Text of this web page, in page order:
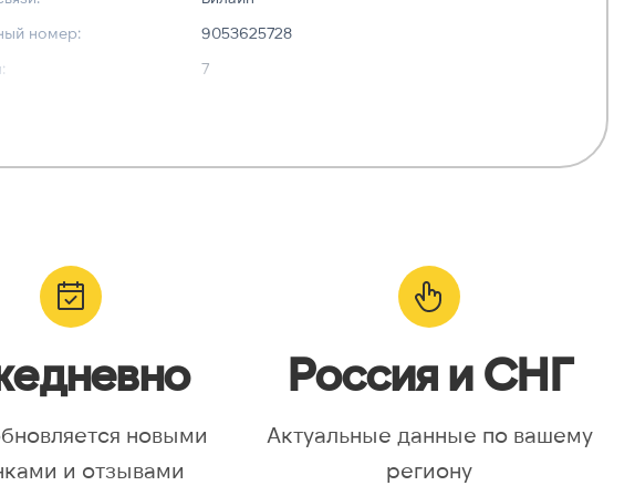
номер:
9053625728
7
✓ Да
новыми
и отзывами
Россия и СНГ
Актуальные данные по вашему
региону